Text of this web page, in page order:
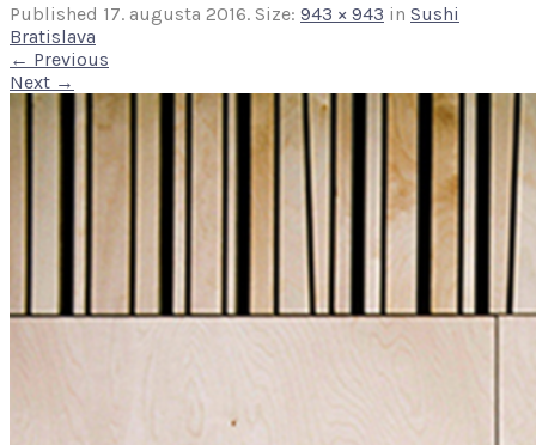
Published 17. augusta 2016. Size: 943 × 943 in Sushi
Bratislava
← Previous
Next →